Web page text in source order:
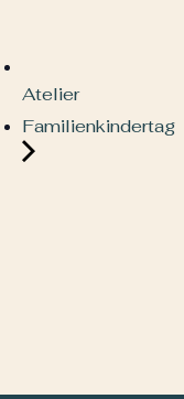
Atelier
Familienkindertag